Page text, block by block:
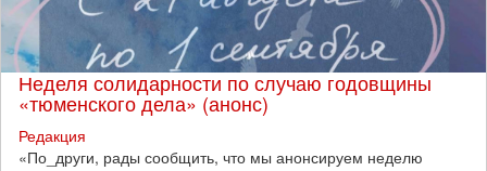
Неделя солидарности по случаю годовщины
«тюменского дела» (анонс)
Редакция
​«По_други, рады сообщить, что мы анонсируем неделю